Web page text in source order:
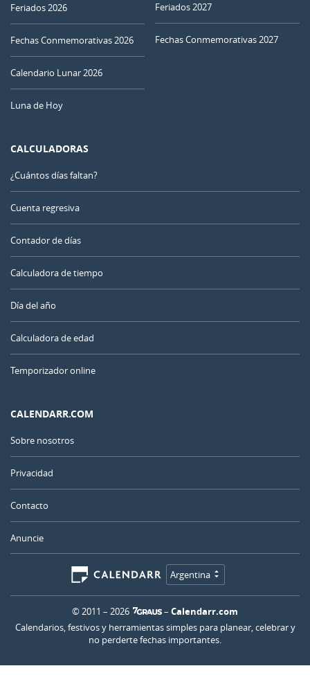
Feriados 2026
Fechas Conmemorativas 2026
Calendario Lunar 2026
Luna de Hoy
Feriados 2027
Fechas Conmemorativas 2027
CALCULADORAS
¿Cuántos días faltan?
Cuenta regresiva
Contador de días
Calculadora de tiempo
Día del año
Calculadora de edad
Temporizador online
CALENDARR.COM
Sobre nosotros
Privacidad
Contacto
Anuncie
Argentina
© 2011 – 2026 – Calendarr.com
Calendarios, festivos y herramientas simples para planear, celebrar y
no perderte fechas importantes.